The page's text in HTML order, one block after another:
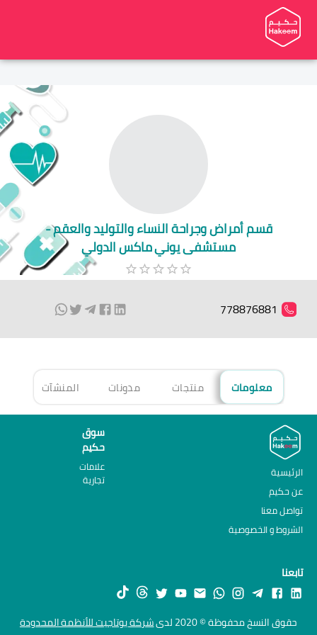
قسم أمراض وجراحة النساء والتوليد والعقم -
مستشفى يوني ماكس الدولي
778876881
معلومات منتجات مدونات المنشآت
الرئيسية
عن حكيم
تواصل معنا
الشروط و الخصوصية
سوق
حكيم
علامات
تجارية
تابعنا
حقوق النسخ محفوظة © 2020 لدى شركة يوتاجيت للأنظمة المحدودة